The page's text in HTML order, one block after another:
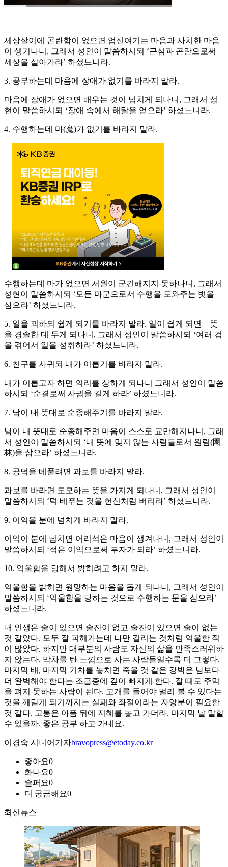
세상살이에 곤란함이 없으면 업신여기는 마음과 사치한 마음
이 생기나니, 그래서 성인이 말씀하시되 ‘근심과 곤란으로써
세상을 살아가라’ 하셨느니라.
3. 공부하는데 마음에 장애가 없기를 바라지 말라.
마음에 장애가 없으면 배우는 것이 넘치게 되나니, 그래서 성
현이 말씀하시되 ‘장애 속에서 해탈을 얻으라’ 하셨느니라.
4. 수행하는데 마(魔)가 없기를 바라지 말라.
수행하는데 마가 없으면 서원이 굳건해지지 못하나니, 그래서
성현이 말씀하시되 ‘모든 마군으로서 수행을 도와주는 벗을
삼으라’ 하셨느니라.
5. 일을 꾀하되 쉽게 되기를 바라지 말라. 일이 쉽게 되면 뜻
을 경솔한 데 두게 되나니, 그래서 성인이 말씀하시되 ‘여러 겁
을 겪어서 일을 성취하라’ 하셨느니라.
6. 친구를 사귀되 내가 이롭기를 바라지 말라.
내가 이롭고자 하면 의리를 상하게 되나니 그래서 성인이 말씀
하시되 ‘순결로써 사귐을 길게 하라’ 하셨느니라.
7. 남이 내 뜻대로 순종해주기를 바라지 말라.
남이 내 뜻대로 순종해주면 마음이 스스로 교만해지나니, 그래
서 성인이 말씀하시되 ‘내 뜻에 맞지 않는 사람들로서 원림(園
林)을 삼으라’ 하셨느니라.
8. 공덕을 베풀려면 과보를 바라지 말라.
과보를 바라면 도모하는 뜻을 가지게 되나니, 그래서 성인이
말씀하시되 ‘덕 베푸는 것을 헌신처럼 버리라’ 하셨느니라.
9. 이익을 분에 넘치게 바라지 말라.
이익이 분에 넘치면 어리석은 마음이 생겨나니, 그래서 성인이
말씀하시되 ‘적은 이익으로써 부자가 되라’ 하셨느니라.
10. 억울함을 당해서 밝히려고 하지 말라.
억울함을 밝히면 원망하는 마음을 돕게 되나니, 그래서 성인이
말씀하시되 ‘억울함을 당하는 것으로 수행하는 문을 삼으라’
하셨느니라.
내 인생은 술이 있으면 술잔이 없고 술잔이 있으면 술이 없는
것 같았다. 모두 잘 피해가는데 나만 걸리는 것처럼 억울한 적
이 많았다. 하지만 대부분의 사람도 자신의 삶을 만족스러워하
지 않는다. 막차를 탄 느낌으로 사는 사람들일수록 더 그렇다.
마지막 배, 마지막 기차를 놓치면 죽을 것 같은 강박은 남보다
더 완벽해야 한다는 조급증에 깊이 빠지게 한다. 잘 때도 주먹
을 펴지 못하는 사람이 된다. 고개를 들어야 멀리 볼 수 있다는
것을 깨닫게 되기까지는 실패와 좌절이라는 자양분이 필요한
것 같다. 고통은 아픔 뒤에 지혜를 놓고 가더라. 마지막 날 말할
수 있을까. 좋은 공부 하고 가네요.
이경숙 시니어기자bravopress@etoday.co.kr
좋아요0
화나요0
슬퍼요0
더 궁금해요0
최신뉴스